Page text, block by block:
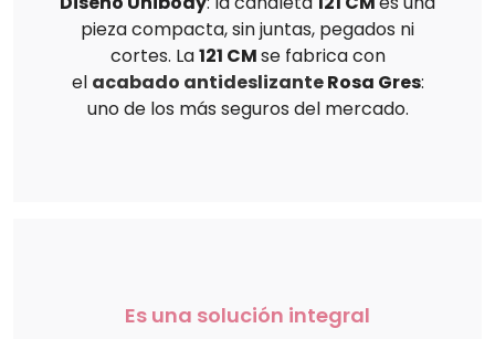
pieza compacta, sin juntas, pegados ni
cortes. La121 CMse fabrica con
el acabado antideslizanteRosa Gres:
uno de los más seguros del mercado.
Es una solución integral